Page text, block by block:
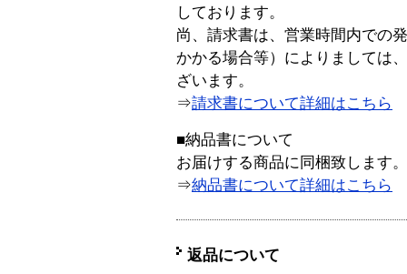
しております。
尚、請求書は、営業時間内での
かかる場合等）によりましては
ざいます。
⇒請求書について詳細はこちら
■納品書について
お届けする商品に同梱致します。
⇒納品書について詳細はこちら
返品について